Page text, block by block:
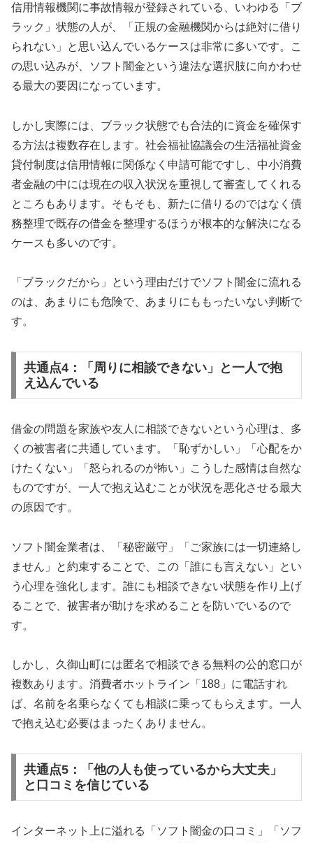
信用情報機関に事故情報が登録されている、いわゆる「ブ
ラック」状態の人が、「正規の金融機関からは絶対に借り
られない」と思い込んでいるケースは非常に多いです。こ
の思い込みが、ソフト闇金という違法な選択肢に向かわせ
る最大の要因になっています。
しかし実際には、ブラック状態でも合法的に資金を確保す
る方法は複数存在します。社会福祉協議会の生活福祉資金
貸付制度は信用情報に関係なく申請可能ですし、中小消費
者金融の中には現在の収入状況を重視して審査してくれる
ところもあります。そもそも、新たに借りるのではなく債
務整理で既存の借金を整理するほうが根本的な解決になる
ケースも多いのです。
「ブラックだから」という理由だけでソフト闇金に流れる
のは、あまりにも危険で、あまりにももったいない判断で
す。
共通点4：「周りに相談できない」と一人で抱
え込んでいる
借金の問題を家族や友人に相談できないという心理は、多
くの被害者に共通しています。「恥ずかしい」「心配をか
けたくない」「怒られるのが怖い」こうした感情は自然な
ものですが、一人で抱え込むことが状況を悪化させる最大
の原因です。
ソフト闇金業者は、「秘密厳守」「ご家族には一切連絡し
ません」と約束することで、この「誰にも言えない」とい
う心理を強化します。誰にも相談できない状態を作り上げ
ることで、被害者が助けを求めることを防いでいるので
す。
しかし、久御山町には匿名で相談できる無料の公的窓口が
複数あります。消費者ホットライン「188」に電話すれ
ば、名前を名乗らなくても相談に乗ってもらえます。一人
で抱え込む必要はまったくありません。
共通点5：「他の人も使っているから大丈夫」
と口コミを信じている
インターネット上に溢れる「ソフト闇金の口コミ」「ソフ